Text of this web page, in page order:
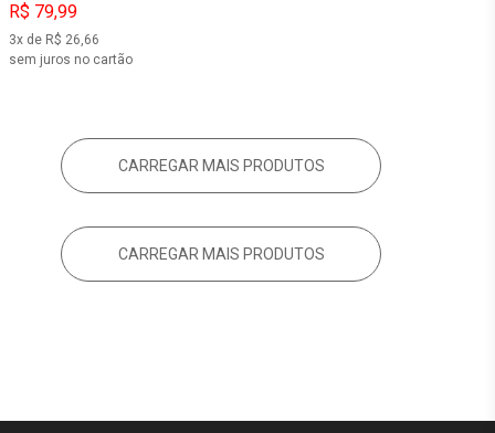
R$ 79,99
3x de R$ 26,66
sem juros no cartão
CARREGAR MAIS PRODUTOS
CARREGAR MAIS PRODUTOS